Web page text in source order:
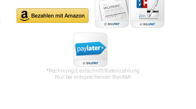
*Rechnung/Lastschrift/Ratenzahlung
Nur bei entsprechender Bonität!